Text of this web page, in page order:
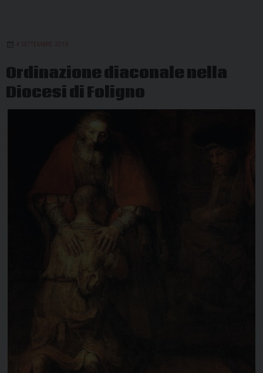
4 SETTEMBRE 2019
Ordinazione diaconale nella
Diocesi di Foligno